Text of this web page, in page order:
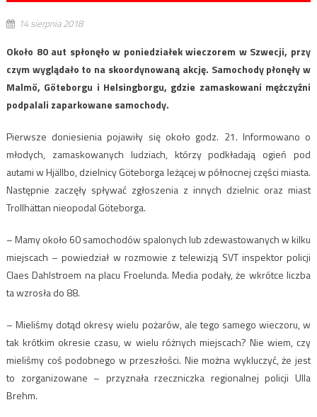
14 sierpnia 2018
Około 80 aut spłonęło w poniedziałek wieczorem w Szwecji, przy
czym wyglądało to na skoordynowaną akcję. Samochody płonęły w
Malmö, Göteborgu i Helsingborgu, gdzie zamaskowani mężczyźni
podpalali zaparkowane samochody.
Pierwsze doniesienia pojawiły się około godz. 21. Informowano o
młodych, zamaskowanych ludziach, którzy podkładają ogień pod
autami w Hjällbo, dzielnicy Göteborga leżącej w północnej części miasta.
Następnie zaczęły spływać zgłoszenia z innych dzielnic oraz miast
Trollhättan nieopodal Göteborga.
– Mamy około 60 samochodów spalonych lub zdewastowanych w kilku
miejscach – powiedział w rozmowie z telewizją SVT inspektor policji
Claes Dahlstroem na placu Froelunda. Media podały, że wkrótce liczba
ta wzrosła do 88.
– Mieliśmy dotąd okresy wielu pożarów, ale tego samego wieczoru, w
tak krótkim okresie czasu, w wielu różnych miejscach? Nie wiem, czy
mieliśmy coś podobnego w przeszłości. Nie można wykluczyć, że jest
to zorganizowane – przyznała rzeczniczka regionalnej policji Ulla
Brehm.